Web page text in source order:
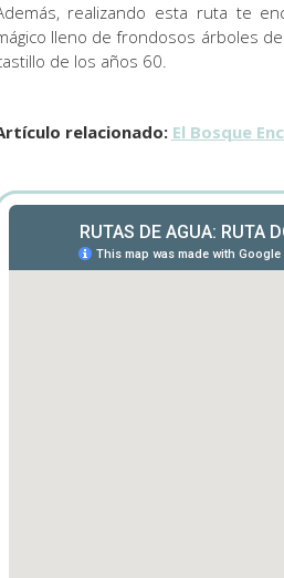
realizando esta ruta te
lleno de frondosos árboles
de los años 60.
relacionado: El Bosque